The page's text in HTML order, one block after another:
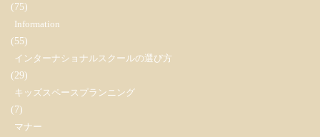
(75)
Information
(55)
インターナショナルスクールの選び方
(29)
キッズスペースプランニング
(7)
マナー